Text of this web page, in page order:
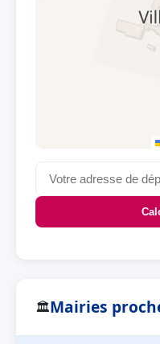
🏛Mairies